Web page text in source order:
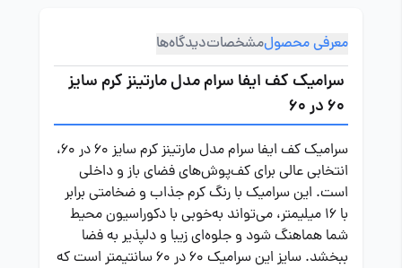
معرفی محصولمشخصاتدیدگاه‌ها
سرامیک کف ایفا سرام مدل مارتینز کرم سایز
60 در 60
سرامیک کف ایفا سرام مدل مارتینز کرم سایز 60 در 60،
انتخابی عالی برای کف‌پوش‌های فضای باز و داخلی
است. این سرامیک با رنگ کرم جذاب و ضخامتی برابر
با 16 میلیمتر، می‌تواند به‌خوبی با دکوراسیون محیط
شما هماهنگ شود و جلوه‌ای زیبا و دلپذیر به فضا
ببخشد. سایز این سرامیک 60 در 60 سانتیمتر است که